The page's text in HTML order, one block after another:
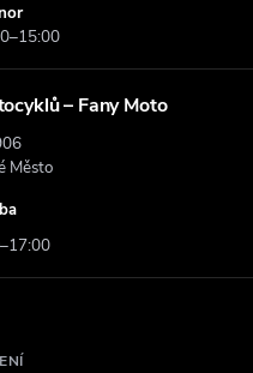
– Fany Moto
Město